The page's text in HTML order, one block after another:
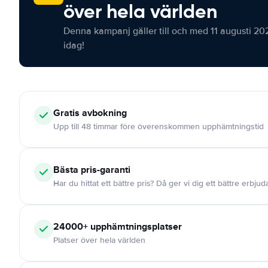
över hela världen
Denna kampanj gäller till och med 11 augusti
idag!
Gratis avbokning
Upp till 48 timmar före överenskommen upphämtningstid
Bästa pris-garanti
Har du hittat ett bättre pris? Då ger vi dig ett bättre
24000+ upphämtningsplatser
Platser över hela världen